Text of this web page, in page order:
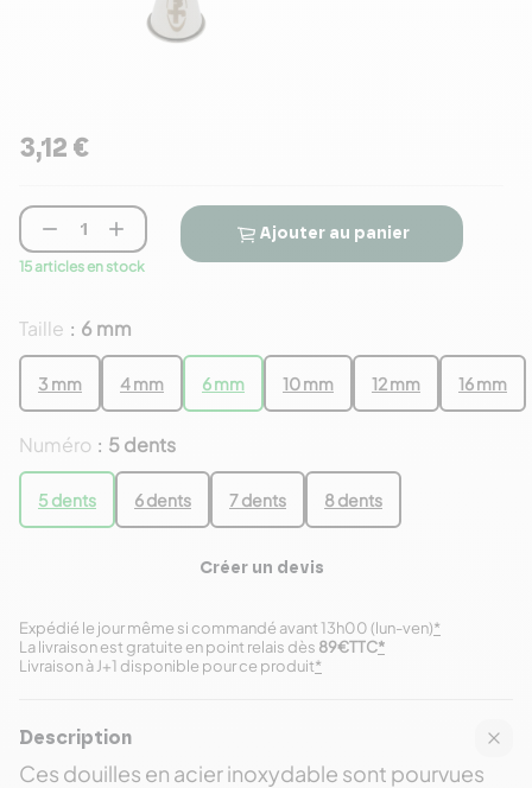
3,12 €
Taille : 6 mm
3 mm 4 mm 6 mm 10 mm 12 mm 16 mm
Numéro : 5 dents
5 dents 6 dents 7 dents 8 dents
 
15 articles en stock
Ajouter au panier
Créer un devis
Expédié le jour même si commandé avant 13h00 (lun-ven)*
Livraison à J+1 disponible pour ce produit*
La livraison est gratuite en point relais dès 89€TTC*
Description
Ces douilles en acier inoxydable sont pourvues